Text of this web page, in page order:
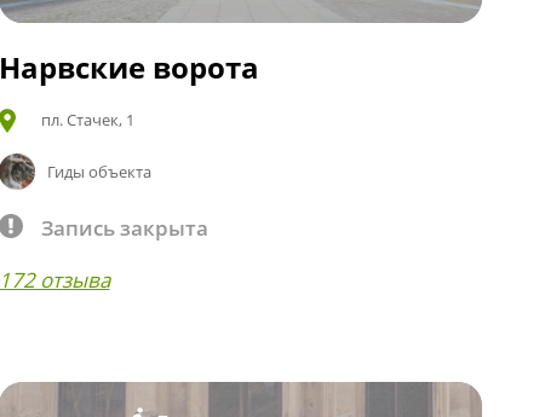
Нарвские ворота
пл. Стачек, 1
Гиды объекта
Запись закрыта
172 отзыва